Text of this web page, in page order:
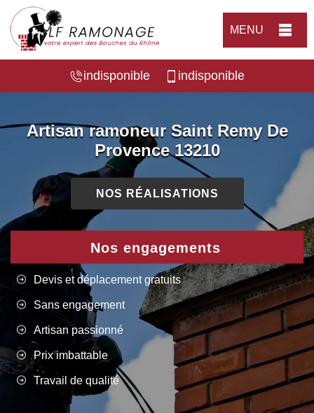
MENU
indisponible indisponible
Artisan ramoneur Saint Remy De
Provence 13210
NOS RÉALISATIONS
Nos engagements
Devis et déplacement gratuits
Sans engagement
Artisan passionné
Prix imbattable
Travail de qualité